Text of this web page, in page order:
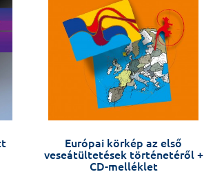
Európai körkép az első
veseátültetések történetéről +
CD-melléklet